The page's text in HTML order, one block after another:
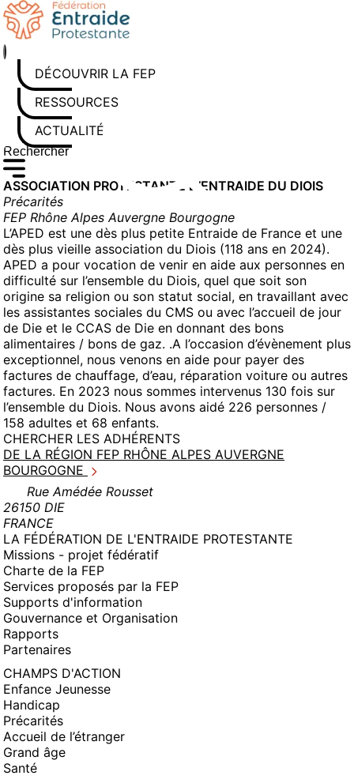
Aller
au
contenu
DÉCOUVRIR LA FEP
RESSOURCES
ACTUALITÉS
Rechercher sur le site
Saisissez au moins 3 caractères pour lancer la recherche
ASSOCIATION PROTESTANTE D’ENTRAIDE DU DIOIS
Précarités
FEP Rhône Alpes Auvergne Bourgogne
L’APED est une dès plus petite Entraide de France et une
dès plus vieille association du Diois (118 ans en 2024).
APED a pour vocation de venir en aide aux personnes en
difficulté sur l’ensemble du Diois, quel que soit son
origine sa religion ou son statut social, en travaillant avec
les assistantes sociales du CMS ou avec l’accueil de jour
de Die et le CCAS de Die en donnant des bons
alimentaires / bons de gaz. .A l’occasion d’évènement plus
exceptionnel, nous venons en aide pour payer des
factures de chauffage, d’eau, réparation voiture ou autres
factures. En 2023 nous sommes intervenus 130 fois sur
l’ensemble du Diois. Nous avons aidé 226 personnes /
158 adultes et 68 enfants.
CHERCHER LES ADHÉRENTS
DE LA RÉGION FEP RHÔNE ALPES AUVERGNE
BOURGOGNE
Rue Amédée Rousset
26150 DIE
FRANCE
LA FÉDÉRATION DE L'ENTRAIDE PROTESTANTE
Missions - projet fédératif
Charte de la FEP
Services proposés par la FEP
Supports d'information
Gouvernance et Organisation
Rapports
Partenaires
CHAMPS D'ACTION
Enfance Jeunesse
Handicap
Précarités
Accueil de l’étranger
Grand âge
Santé